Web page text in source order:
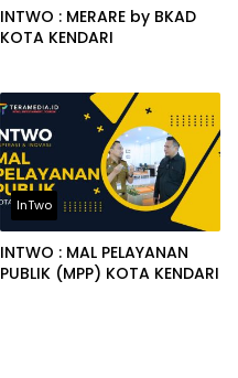
INTWO : MERARE by BKAD
KOTA KENDARI
InTwo
INTWO : MAL PELAYANAN
PUBLIK (MPP) KOTA KENDARI